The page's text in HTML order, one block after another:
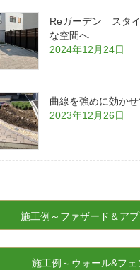
Reガーデン スタ
な空間へ
2024年12月24日
曲線を強めに効かせ
2023年12月26日
施工例～ファザード＆アプ
施工例～ウォール&フェ